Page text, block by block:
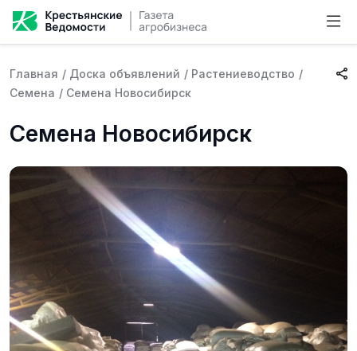
Главная / Доска объявлений / Растениеводство /
Семена / Семена Новосибирск
Семена Новосибирск